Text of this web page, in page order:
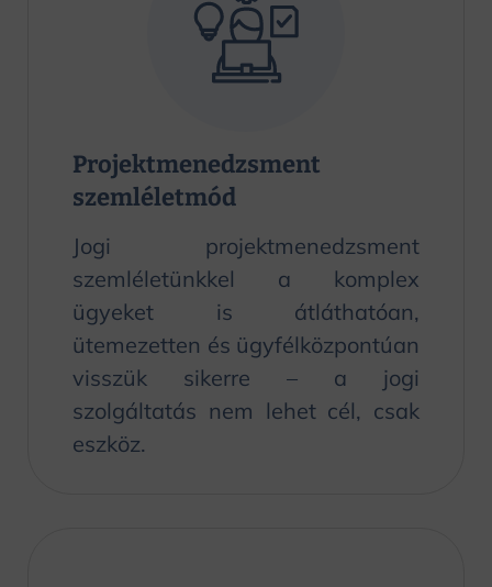
Projektmenedzsment
szemléletmód
Jogi projektmenedzsment
szemléletünkkel a komplex
ügyeket is átláthatóan,
ütemezetten és ügyfélközpontúan
visszük sikerre – a jogi
szolgáltatás nem lehet cél, csak
eszköz.